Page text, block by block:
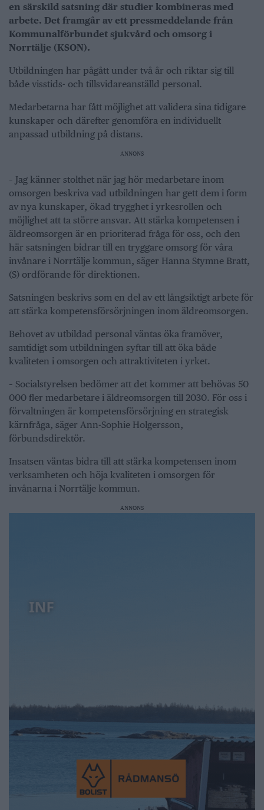
en särskild satsning där studier kombineras med
arbete. Det framgår av ett pressmeddelande från
Kommunalförbundet sjukvård och omsorg i
Norrtälje (KSON).
Utbildningen har pågått under två år och riktar sig till
både visstids- och tillsvidareanställd personal.
Medarbetarna har fått möjlighet att validera sina tidigare
kunskaper och därefter genomföra en individuellt
anpassad utbildning på distans.
ANNONS
– Jag känner stolthet när jag hör medarbetare inom
omsorgen beskriva vad utbildningen har gett dem i form
av nya kunskaper, ökad trygghet i yrkesrollen och
möjlighet att ta större ansvar. Att stärka kompetensen i
äldreomsorgen är en prioriterad fråga för oss, och den
här satsningen bidrar till en tryggare omsorg för våra
invånare i Norrtälje kommun, säger Hanna Stymne Bratt,
(S) ordförande för direktionen.
Satsningen beskrivs som en del av ett långsiktigt arbete för
att stärka kompetensförsörjningen inom äldreomsorgen.
Behovet av utbildad personal väntas öka framöver,
samtidigt som utbildningen syftar till att öka både
kvaliteten i omsorgen och attraktiviteten i yrket.
– Socialstyrelsen bedömer att det kommer att behövas 50
000 fler medarbetare i äldreomsorgen till 2030. För oss i
förvaltningen är kompetensförsörjning en strategisk
kärnfråga, säger Ann-Sophie Holgersson,
förbundsdirektör.
Insatsen väntas bidra till att stärka kompetensen inom
verksamheten och höja kvaliteten i omsorgen för
invånarna i Norrtälje kommun.
ANNONS